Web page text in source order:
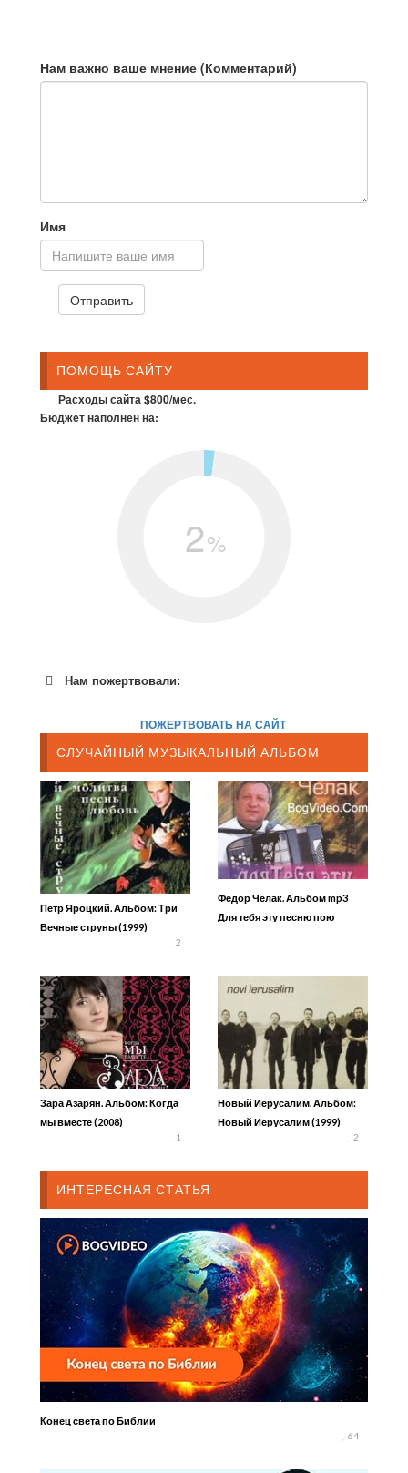
Нам важно ваше мнение (Комментарий)
Имя
ПОМОЩЬ САЙТУ
Расходы сайта $800/мес.
Бюджет наполнен на:
2%
Нам пожертвовали:
ПОЖЕРТВОВАТЬ НА САЙТ
СЛУЧАЙНЫЙ МУЗЫКАЛЬНЫЙ АЛЬБОМ
Пётр Яроцкий. Альбом: Три
Вечные струны (1999)
2
Федор Челак. Альбом mp3
Для тебя эту песню пою
Зара Азарян. Альбом: Когда
мы вместе (2008)
1
Новый Иерусалим. Альбом:
Новый Иерусалим (1999)
2
ИНТЕРЕСНАЯ СТАТЬЯ
Конец света по Библии
64